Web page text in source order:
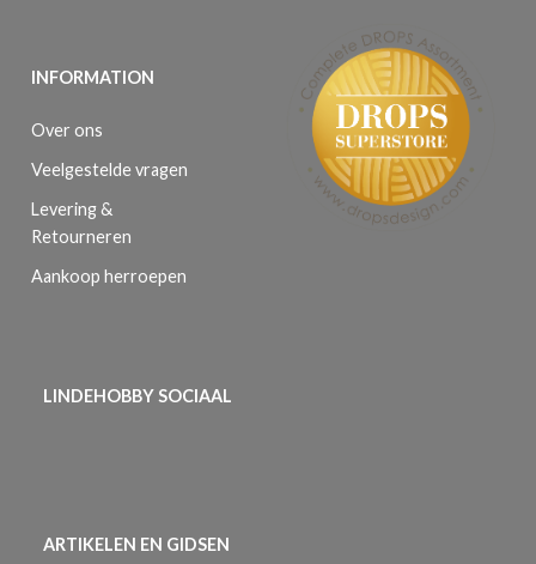
INFORMATION
Over ons
Veelgestelde vragen
Levering &
Retourneren
Aankoop herroepen
LINDEHOBBY SOCIAAL
ARTIKELEN EN GIDSEN